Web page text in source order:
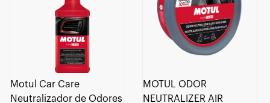
Motul Car Care
Neutralizador de Odores
MOTUL ODOR
NEUTRALIZER AIR